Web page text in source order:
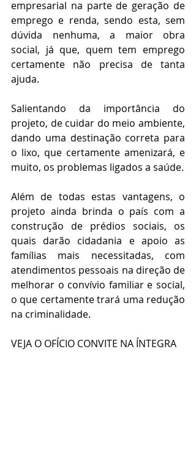
empresarial na parte de geração de
emprego e renda, sendo esta, sem
dúvida nenhuma, a maior obra
social, já que, quem tem emprego
certamente não precisa de tanta
ajuda.
Salientando da importância do
projeto, de cuidar do meio ambiente,
dando uma destinação correta para
o lixo, que certamente amenizará, e
muito, os problemas ligados a saúde.
Além de todas estas vantagens, o
projeto ainda brinda o país com a
construção de prédios sociais, os
quais darão cidadania e apoio as
famílias mais necessitadas, com
atendimentos pessoais na direção de
melhorar o convívio familiar e social,
o que certamente trará uma redução
na criminalidade.
VEJA O OFÍCIO CONVITE NA ÍNTEGRA